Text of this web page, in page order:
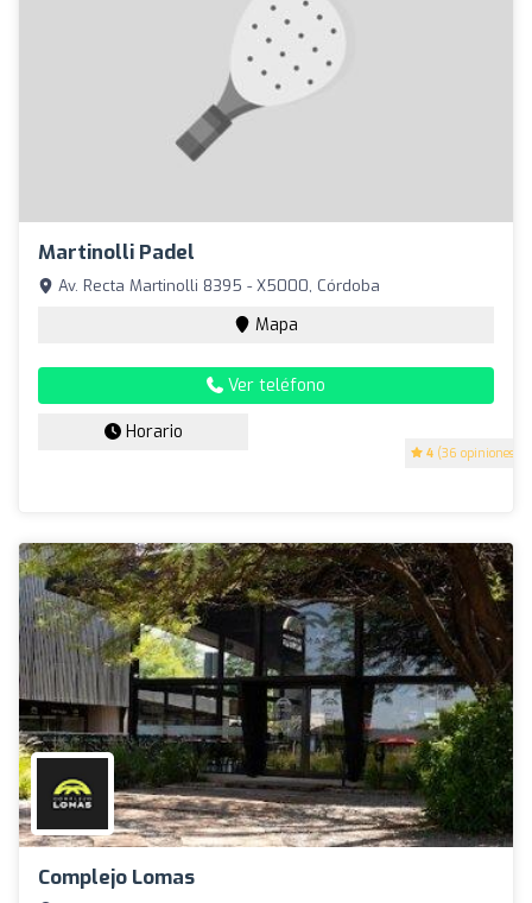
Martinolli Padel
4 (36 opiniones)
Av. Recta Martinolli 8395 - X5000, Córdoba
Mapa
Ver teléfono
Horario
Complejo Lomas